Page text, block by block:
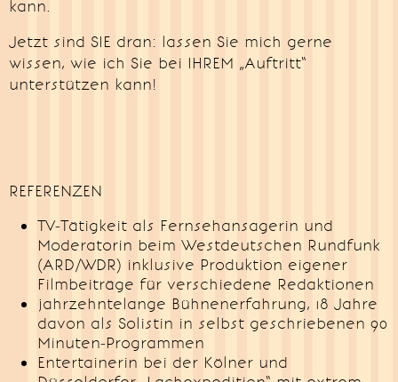
kann.
Jetzt sind SIE dran: lassen Sie mich gerne
wissen, wie ich Sie bei IHREM „Auftritt“
unterstützen kann!
REFERENZEN
TV-Tätigkeit als Fernsehansagerin und
Moderatorin beim Westdeutschen Rundfunk
(ARD/WDR) inklusive Produktion eigener
Filmbeiträge für verschiedene Redaktionen
jahrzehntelange Bühnenerfahrung, 18 Jahre
davon als Solistin in selbst geschriebenen 90
Minuten-Programmen
Entertainerin bei der Kölner und